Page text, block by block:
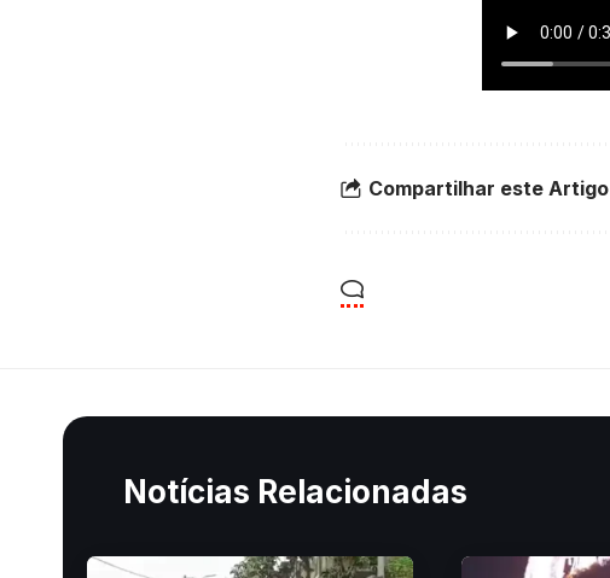
Compartilhar este Artigo
Notícias Relacionadas